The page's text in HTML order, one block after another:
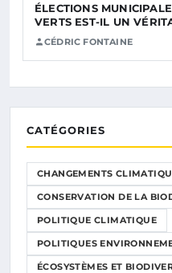
ÉLECTIONS
VERTS EST-IL UN
CÉDRIC FONTAINE
CATÉGORIES
CHANGEMENTS
CONSERVATION DE LA
POLITIQUE CLIMATIQUE
POLITIQUES
ÉCOSYSTÈMES ET